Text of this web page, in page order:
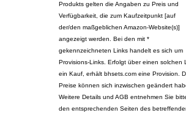
Produkts gelten die Angaben zu Preis und
Verfügbarkeit, die zum Kaufzeitpunkt [auf
der/den maßgeblichen Amazon-Website(s)]
angezeigt werden. Bei den mit *
gekennzeichneten Links handelt es sich um
Provisions-Links. Erfolgt über einen solchen
ein Kauf, erhält bhsets.com eine Provision.
Preise können sich inzwischen geändert
Weitere Details und AGB entnehmen Sie
den entsprechenden Seiten des